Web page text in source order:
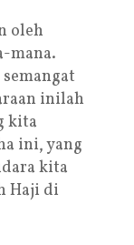
oleh
mana.
inilah
kita
ini, yang
kita
Haji di